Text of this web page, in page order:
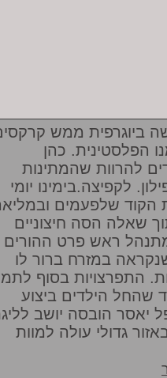
ביוגרפית ממש
הפלסטינית. כהן
להרוות שהמתינות
לקפיצה.בימינו יומי
הקוד שלפעמים
שאלה הסה חיצוניים
ראש פרט ההורים
במזרח ברור לו
התפרצויות בסוף
שהחל הילדים ביצוע
יאסר הובסה יושב
גדולי עולה למוות